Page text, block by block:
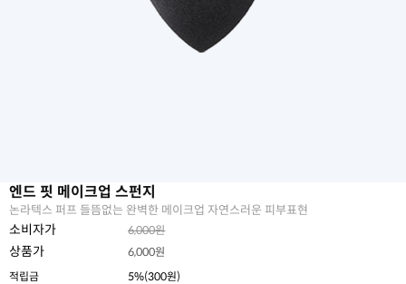
엔드 핏 메이크업 스펀지
논라텍스 퍼프 들뜸없는 완벽한 메이크업 자연스러운 피부표현
소비자가 6,000원
상품가 6,000원
적립금
5%(300원)